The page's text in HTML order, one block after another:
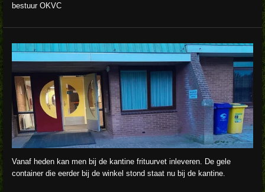
bestuur OKVC
Vanaf heden kan men bij de kantine frituurvet inleveren. De gele
container die eerder bij de winkel stond staat nu bij de kantine.